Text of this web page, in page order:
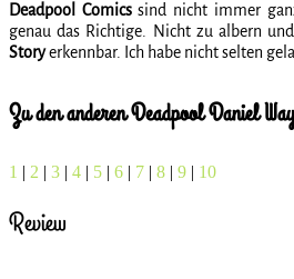
Deadpool Comicssind nicht immer
genau das Richtige. Nicht zu albern
Storyerkennbar. Ich habe nicht selten
Zu den anderen Deadpool Daniel
1 | 2 | 3 | 4 | 5 | 6 | 7 | 8 | 9 | 10
Review